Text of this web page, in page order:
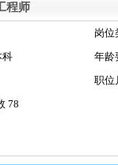
程师
岗位
科
年龄
职位
78